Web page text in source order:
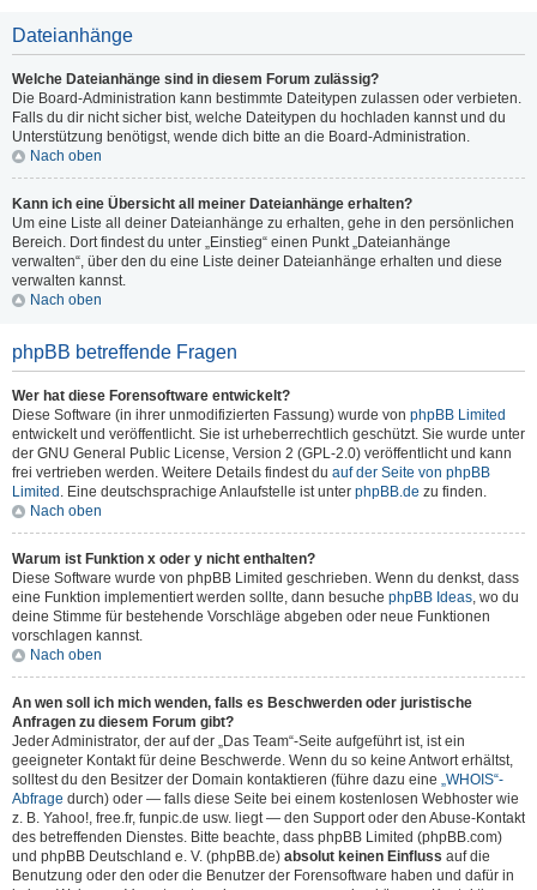
Dateianhänge
Welche Dateianhänge sind in diesem Forum zulässig?
Die Board-Administration kann bestimmte Dateitypen zulassen oder verbieten.
Falls du dir nicht sicher bist, welche Dateitypen du hochladen kannst und du
Unterstützung benötigst, wende dich bitte an die Board-Administration.
Nach oben
Kann ich eine Übersicht all meiner Dateianhänge erhalten?
Um eine Liste all deiner Dateianhänge zu erhalten, gehe in den persönlichen
Bereich. Dort findest du unter „Einstieg“ einen Punkt „Dateianhänge
verwalten“, über den du eine Liste deiner Dateianhänge erhalten und diese
verwalten kannst.
Nach oben
phpBB betreffende Fragen
Wer hat diese Forensoftware entwickelt?
Diese Software (in ihrer unmodifizierten Fassung) wurde von phpBB Limited
entwickelt und veröffentlicht. Sie ist urheberrechtlich geschützt. Sie wurde unter
der GNU General Public License, Version 2 (GPL-2.0) veröffentlicht und kann
frei vertrieben werden. Weitere Details findest du auf der Seite von phpBB
Limited . Eine deutschsprachige Anlaufstelle ist unter phpBB.de zu finden.
Nach oben
Warum ist Funktion x oder y nicht enthalten?
Diese Software wurde von phpBB Limited geschrieben. Wenn du denkst, dass
eine Funktion implementiert werden sollte, dann besuche phpBB Ideas, wo du
deine Stimme für bestehende Vorschläge abgeben oder neue Funktionen
vorschlagen kannst.
Nach oben
An wen soll ich mich wenden, falls es Beschwerden oder juristische
Anfragen zu diesem Forum gibt?
Jeder Administrator, der auf der „Das Team“-Seite aufgeführt ist, ist ein
geeigneter Kontakt für deine Beschwerde. Wenn du so keine Antwort erhältst,
solltest du den Besitzer der Domain kontaktieren (führe dazu eine „WHOIS“-
Abfrage durch) oder — falls diese Seite bei einem kostenlosen Webhoster wie
z. B. Yahoo!, free.fr, funpic.de usw. liegt — den Support oder den Abuse-Kontakt
des betreffenden Dienstes. Bitte beachte, dass phpBB Limited (phpBB.com)
und phpBB Deutschland e. V. (phpBB.de) absolut keinen Einfluss auf die
Benutzung oder den oder die Benutzer der Forensoftware haben und dafür in